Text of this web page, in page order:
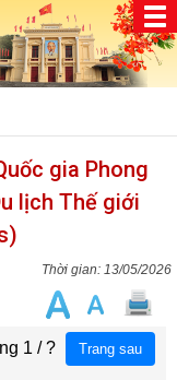
gia Phong
lịch Thế giới
13/05/2026